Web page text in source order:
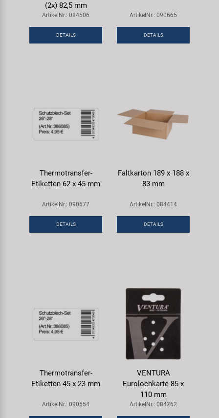
(2x) 82,5 mm
ArtikelNr.: 084506
DETAILS
ArtikelNr.: 090665
DETAILS
Thermotransfer-
Etiketten 62 x 45 mm
ArtikelNr.: 090677
DETAILS
Faltkarton 189 x 188 x
83 mm
ArtikelNr.: 084414
DETAILS
Thermotransfer-
Etiketten 45 x 23 mm
ArtikelNr.: 090654
VENTURA
Eurolochkarte 85 x
110 mm
ArtikelNr.: 084262